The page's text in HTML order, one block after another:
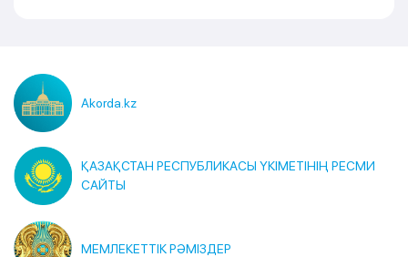
Akorda.kz
ҚАЗАҚСТАН РЕСПУБЛИКАСЫ ҮКІМЕТІНІҢ РЕСМИ
САЙТЫ
МЕМЛЕКЕТТІК РӘМІЗДЕР